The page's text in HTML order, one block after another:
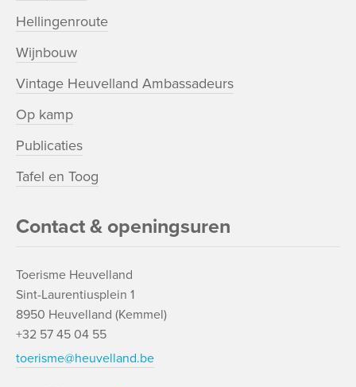
Hellingenroute
Wijnbouw
Vintage Heuvelland Ambassadeurs
Op kamp
Publicaties
Tafel en Toog
Contact & openingsuren
Toerisme Heuvelland
Sint-Laurentiusplein 1
8950 Heuvelland (Kemmel)
+32 57 45 04 55
toerisme@heuvelland.be